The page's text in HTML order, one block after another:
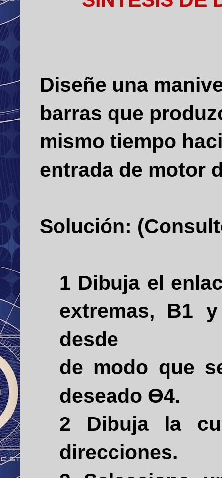
Diseñe una
barras que
mismo tiempo
entrada de motor
Solución:
1 Dibuja el
extremas, B1
desde
de modo que
deseado ϴ4.
2 Dibuja la
direcciones.